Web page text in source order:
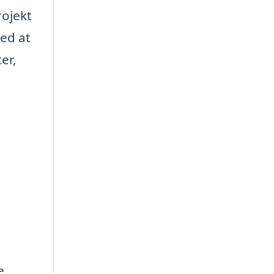
at